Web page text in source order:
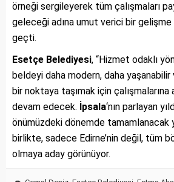
örneği sergileyerek tüm çalışmaları
geleceği adına umut verici bir gelişme
geçti.
Esetçe Belediyesi, “Hizmet odaklı
beldeyi daha modern, daha
bir noktaya taşımak için
devam edecek. İpsala‘nın parlayan
önümüzdeki dönemde tamamlanacak
birlikte, sadece Edirne’nin değil, tüm
olmaya aday görünüyor.